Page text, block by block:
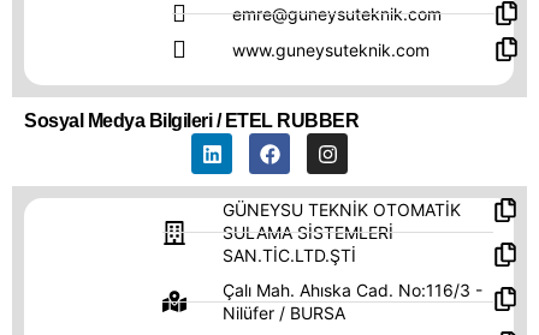
emre@guneysuteknik.com
www.guneysuteknik.com
Sosyal Medya Bilgileri / ETEL RUBBER
GÜNEYSU TEKNİK OTOMATİK
SULAMA SİSTEMLERİ
SAN.TİC.LTD.ŞTİ
Çalı Mah. Ahıska Cad. No:116/3 -
Nilüfer / BURSA